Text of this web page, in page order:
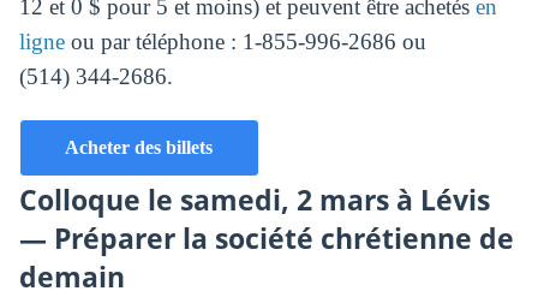
12 et 0 $ pour 5 et moins) et peuvent être achetés en
ligneou par téléphone : 1-855-996-2686 ou
(514) 344-2686.
Acheter des billets
Colloque le samedi, 2 mars à Lévis
— Préparer la société chrétienne de
demain